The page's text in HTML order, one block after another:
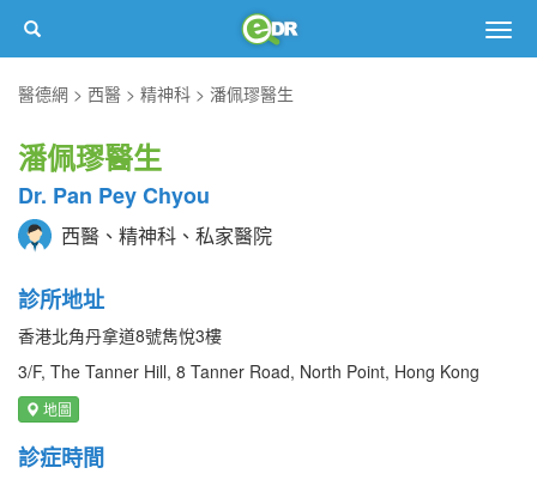
醫德網
西醫 精神科 潘佩璆醫生
潘佩璆醫生
Dr. Pan Pey Chyou
西醫、精神科、私家醫院
診所地址
香港北角丹拿道8號雋悅3樓
3/F, The Tanner Hill, 8 Tanner Road, North Point, Hong Kong
地圖
診症時間